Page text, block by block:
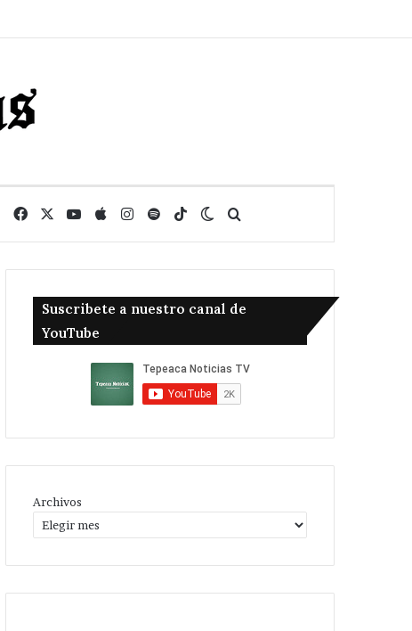
FacebookYouTube
AppleInstagram
SpotifyTikTokSwitch skin
Suscribete a nuestro canal de
YouTube
Archivos